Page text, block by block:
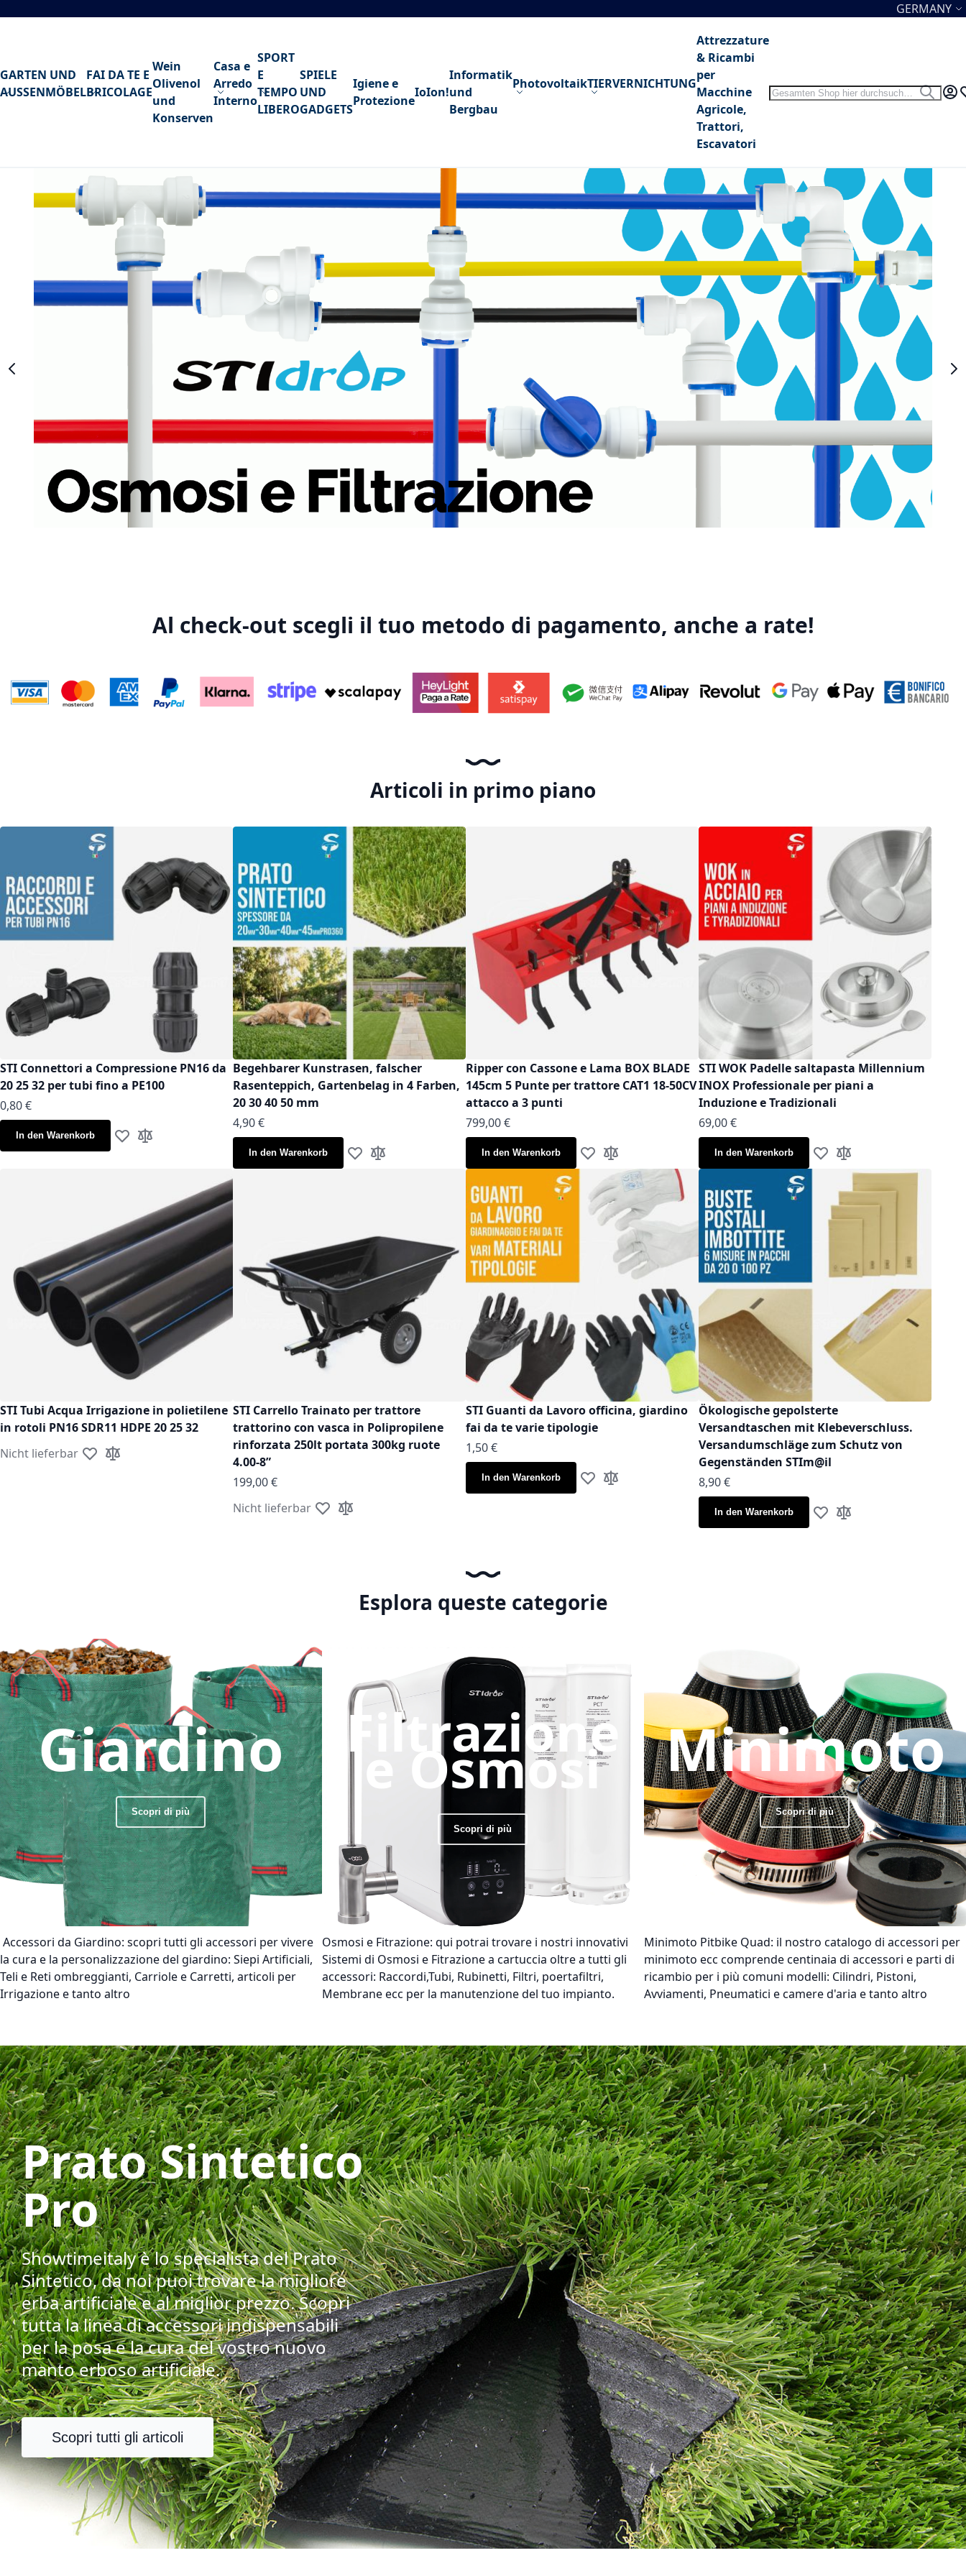
Zum Inhalt springen Sprache
GERMANY
GARTEN UND
AUSSENMÖBEL
FAI DA TE E
BRICOLAGE
Wein
Olivenol
und
Konserven
Casa e
Arredo
Interno
SPORT
E
TEMPO
LIBERO
SPIELE
UND
GADGETS
Igiene e
Protezione
IoIon!
Informatik
und
Bergbau
PhotovoltaikTIERVERNICHTUNG
Attrezzature
& Ricambi
per
Macchine
Agricole,
Trattori,
Escavatori
Search
Search
My
Al check-out scegli il tuo metodo di pagamento, anche a rate!
Articoli in primo piano
STI Connettori a Compressione PN16 da
20 25 32 per tubi fino a PE100
Ab
0,80 €
In den Warenkorb Zur Wunschliste hinzufügen
Zur Vergleichsliste hinzufügen
Begehbarer Kunstrasen, falscher
Rasenteppich, Gartenbelag in 4 Farben,
20 30 40 50 mm
Ab
4,90 €
In den Warenkorb Zur Wunschliste hinzufügen
Zur Vergleichsliste hinzufügen
Ripper con Cassone e Lama BOX BLADE
145cm 5 Punte per trattore CAT1 18-50CV
attacco a 3 punti
799,00 €
In den Warenkorb Zur Wunschliste hinzufügen
Zur Vergleichsliste hinzufügen
STI WOK Padelle saltapasta Millennium
INOX Professionale per piani a
Induzione e Tradizionali
Ab
69,00 €
In den Warenkorb Zur Wunschliste hinzufügen
Zur Vergleichsliste
STI Tubi Acqua Irrigazione in polietilene
in rotoli PN16 SDR11 HDPE 20 25 32
Nicht lieferbar Zur Wunschliste hinzufügen
Zur Vergleichsliste hinzufügen
STI Carrello Trainato per trattore
trattorino con vasca in Polipropilene
rinforzata 250lt portata 300kg ruote
4.00-8”
199,00 €
Nicht lieferbar Zur Wunschliste hinzufügen
Zur Vergleichsliste hinzufügen
STI Guanti da Lavoro officina, giardino
fai da te varie tipologie
Ab
1,50 €
In den Warenkorb Zur Wunschliste hinzufügen
Zur Vergleichsliste hinzufügen
Ökologische gepolsterte
Versandtaschen mit Klebeverschluss.
Versandumschläge zum Schutz von
Gegenständen STIm@il
Ab
8,90 €
In den Warenkorb Zur Wunschliste hinzufügen
Zur Vergleichsliste
Esplora queste categorie
Giardino
Scopri di più
Accessori da Giardino: scopri tutti gli accessori per vivere
la cura e la personalizzazione del giardino: Siepi Artificiali,
Teli e Reti ombreggianti, Carriole e Carretti, articoli per
Irrigazione e tanto altro
Filtrazione
e Osmosi
Scopri di più
Osmosi e Fitrazione: qui potrai trovare i nostri innovativi
Sistemi di Osmosi e Fitrazione a cartuccia oltre a tutti gli
accessori: Raccordi,Tubi, Rubinetti, Filtri, poertafiltri,
Membrane ecc per la manutenzione del tuo impianto.
Minimoto
Scopri di più
Minimoto Pitbike Quad: il nostro catalogo di accessori per
minimoto ecc comprende centinaia di accessori e parti di
ricambio per i più comuni modelli: Cilindri, Pistoni,
Avviamenti, Pneumatici e camere d'aria e tanto altro
Prato Sintetico
Pro
Showtimeitaly è lo specialista del Prato
Sintetico, da noi puoi trovare la migliore
erba artificiale e al miglior prezzo. Scopri
tutta la linea di accessori indispensabili
per la posa e la cura del vostro nuovo
manto erboso artificiale.
Scopri tutti gli articoli